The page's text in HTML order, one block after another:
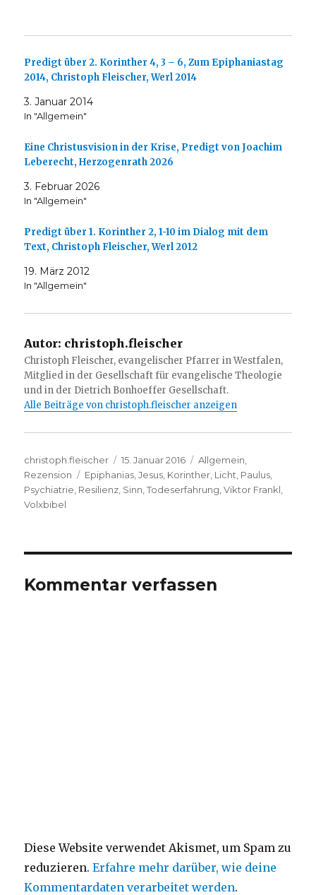
Predigt über 2. Korinther 4, 3 – 6, Zum Epiphaniastag
2014, Christoph Fleischer, Werl 2014
3. Januar 2014
In "Allgemein"
Eine Christusvision in der Krise, Predigt von Joachim
Leberecht, Herzogenrath 2026
3. Februar 2026
In "Allgemein"
Predigt über 1. Korinther 2, 1-10 im Dialog mit dem
Text, Christoph Fleischer, Werl 2012
19. März 2012
In "Allgemein"
Autor: christoph.fleischer
Christoph Fleischer, evangelischer Pfarrer in Westfalen,
Mitglied in der Gesellschaft für evangelische Theologie
und in der Dietrich Bonhoeffer Gesellschaft.
Alle Beiträge von christoph.fleischer anzeigen
Autor
christoph.fleischer
Veröffentlicht
am
15. Januar 2016 Kategorien
Allgemein
Rezension
Schlagwörter
Epiphanias ,Jesus Korinther Licht Paulus
Psychiatrie Resilienz Sinn ,Todeserfahrung ,Viktor Frankl
Volxbibel
Kommentar verfassen
Diese Website verwendet Akismet, um Spam zu
reduzieren.Erfahre mehr darüber, wie deine
Kommentardaten verarbeitet werden.